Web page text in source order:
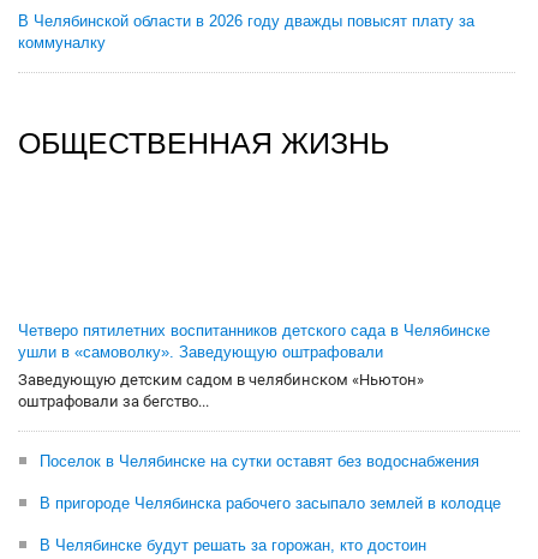
В Челябинской области в 2026 году дважды повысят плату за
коммуналку
ОБЩЕСТВЕННАЯ ЖИЗНЬ
Четверо пятилетних воспитанников детского сада в Челябинске
ушли в «самоволку». Заведующую оштрафовали
Заведующую детским садом в челябинском «Ньютон»
оштрафовали за бегство...
Поселок в Челябинске на сутки оставят без водоснабжения
В пригороде Челябинска рабочего засыпало землей в колодце
В Челябинске будут решать за горожан, кто достоин